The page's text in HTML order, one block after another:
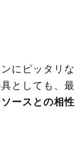
にピッタリな
としても、最
ースとの相性